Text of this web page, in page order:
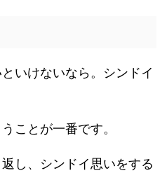
いけないなら。シンドイ
ことが一番です。
し、シンドイ思いをする